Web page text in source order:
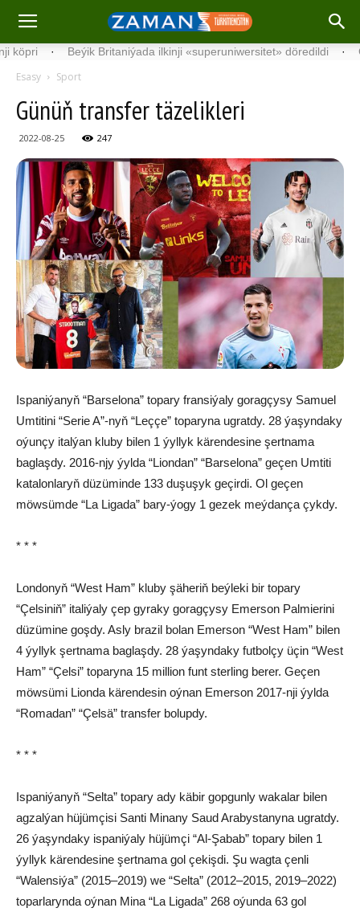
· Beýik Britaniýada ilkinji «superuniwersitet» döredildi ·
Esasy Sport
Günüň transfer täzelikleri
2022-08-25 247
Ispaniýanyň “Barselona” topary fransiýaly goragçysy Samuel
Umtitini “Serie A”-nyň “Leççe” toparyna ugratdy. 28 ýaşyndaky
oýunçy italýan kluby bilen 1 ýyllyk kärendesine şertnama
baglaşdy. 2016-njy ýylda “Liondan” “Barselona” geçen Umtiti
katalonlaryň düzüminde 133 duşuşyk geçirdi. Ol geçen
möwsümde “La Ligada” bary-ýogy 1 gezek meýdança çykdy.
* * *
Londonyň “West Ham” kluby şäheriň beýleki bir topary
“Çelsiniň” italiýaly çep gyraky goragçysy Emerson Palmierini
düzümine goşdy. Asly brazil bolan Emerson “West Ham” bilen
4 ýyllyk şertnama baglaşdy. 28 ýaşyndaky futbolçy üçin “West
Ham” “Çelsi” toparyna 15 million funt sterling berer. Geçen
möwsümi Lionda kärendesin oýnan Emerson 2017-nji ýylda
“Romadan” “Çelsä” transfer bolupdy.
* * *
Ispaniýanyň “Selta” topary ady käbir gopgunly wakalar bilen
agzalýan hüjümçisi Santi Minany Saud Arabystanyna ugratdy.
26 ýaşyndaky ispaniýaly hüjümçi “Al-Şabab” topary bilen 1
ýyllyk kärendesine şertnama gol çekişdi. Şu wagta çenli
“Walensiýa” (2015–2019) we “Selta” (2012–2015, 2019–2022)
toparlarynda oýnan Mina “La Ligada” 268 oýunda 63 gol